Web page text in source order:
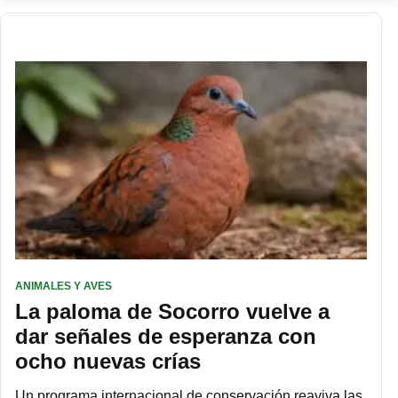
ANIMALES Y AVES
La paloma de Socorro vuelve a
dar señales de esperanza con
ocho nuevas crías